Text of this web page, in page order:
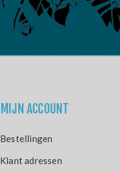
MIJN ACCOUNT
Bestellingen
Klant adressen